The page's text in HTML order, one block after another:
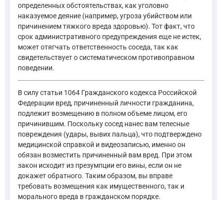
определенных обстоятельствах, как уголовно
наказуемое деяние (например, угроза убийством или
причинением тяжкого вреда здоровью). Тот факт, что
срок административного предупреждения еще не истек,
может отягчать ответственность соседа, так как
свидетельствует о систематическом противоправном
поведении.
В силу статьи 1064 Гражданского кодекса Российской
Федерации вред, причиненный личности гражданина,
подлежит возмещению в полном объеме лицом, его
причинившим. Поскольку сосед нанес вам телесные
повреждения (удары, вывих пальца), что подтверждено
медицинской справкой и видеозаписью, именно он
обязан возместить причиненный вам вред. При этом
закон исходит из презумпции его вины, если он не
докажет обратного. Таким образом, вы вправе
требовать возмещения как имущественного, так и
морального вреда в гражданском порядке.